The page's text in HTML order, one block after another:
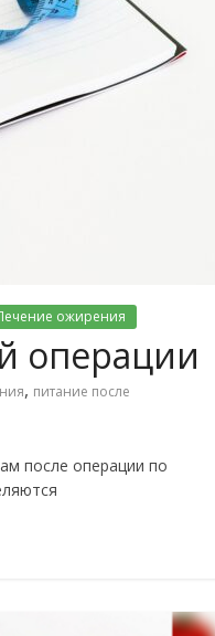
ожирения
операции
, питание после
после операции по